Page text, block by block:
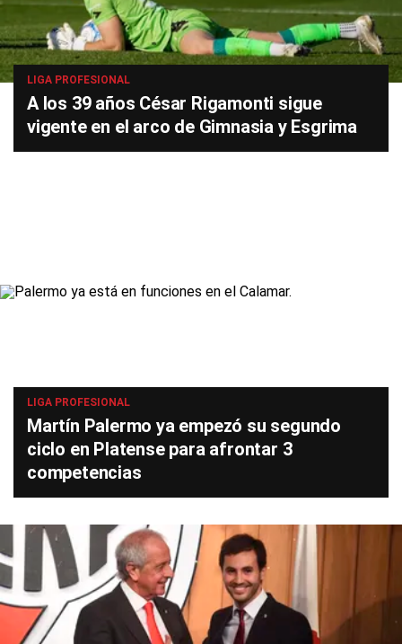
LIGA PROFESIONAL
A los 39 años César Rigamonti sigue
vigente en el arco de Gimnasia y Esgrima
LIGA PROFESIONAL
Martín Palermo ya empezó su segundo
ciclo en Platense para afrontar 3
competencias